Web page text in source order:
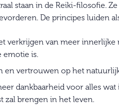
staan in de Reiki-filosofie.
De principes luiden
verkrijgen van meer innerlijke
emotie is.
en vertrouwen op het
dankbaarheid voor alles wat
zal brengen in het leven.